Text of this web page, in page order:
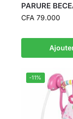
PARURE
CFA 79.000
-11%